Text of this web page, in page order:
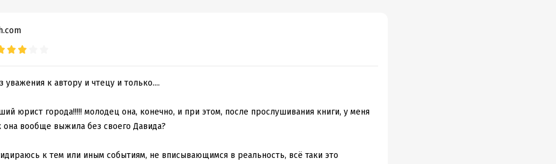
уважения к автору и чтецу и только....
юрист города!!!!! молодец она, конечно, и при этом, после прослушивания книги, у меня
она вообще выжила без своего Давида?
к тем или иным событиям, не вписывающимся в реальность, всё таки это